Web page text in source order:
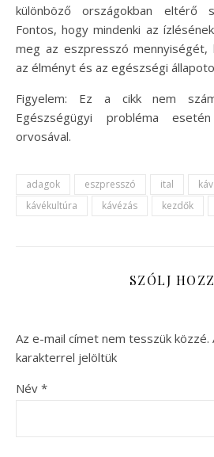
különböző országokban eltérő
Fontos, hogy mindenki az
meg az eszpresszó mennyiségét,
az élményt és az egészségi
Figyelem: Ez a cikk nem
Egészségügyi probléma
orvosával.
adagok eszpresszó ital
kávékultúra
kávézás kezdők
SZÓLJ
Az e-mail címet nem tesszük közzé.
karakterrel jelöltük
Név *